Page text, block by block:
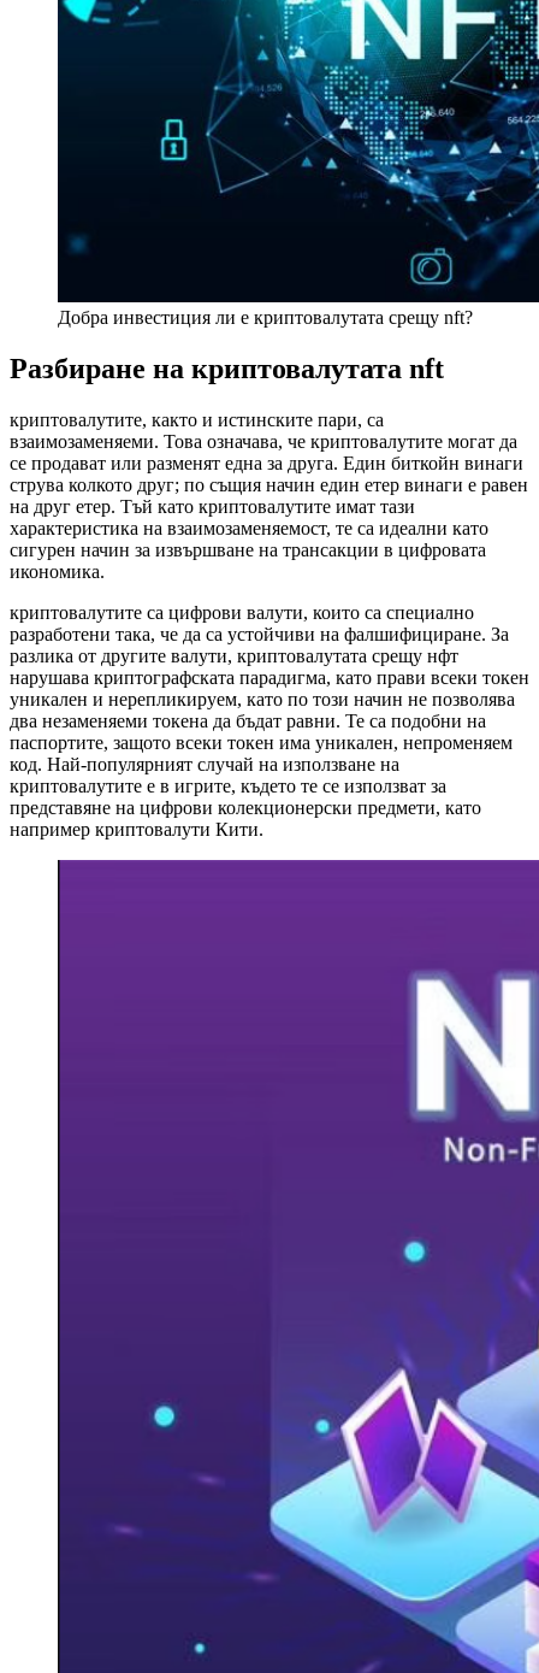
Добра инвестиция ли е криптовалутата срещу nft?
Разбиране на криптовалутата nft
криптовалутите, както и истинските пари, са
взаимозаменяеми. Това означава, че криптовалутите могат да
се продават или разменят една за друга. Един биткойн винаги
струва колкото друг; по същия начин един етер винаги е равен
на друг етер. Тъй като криптовалутите имат тази
характеристика на взаимозаменяемост, те са идеални като
сигурен начин за извършване на трансакции в цифровата
икономика.
криптовалутите са цифрови валути, които са специално
разработени така, че да са устойчиви на фалшифициране. За
разлика от другите валути, криптовалутата срещу нфт
нарушава криптографската парадигма, като прави всеки токен
уникален и нерепликируем, като по този начин не позволява
два незаменяеми токена да бъдат равни. Те са подобни на
паспортите, защото всеки токен има уникален, непроменяем
код. Най-популярният случай на използване на
криптовалутите е в игрите, където те се използват за
представяне на цифрови колекционерски предмети, като
например криптовалути Кити.